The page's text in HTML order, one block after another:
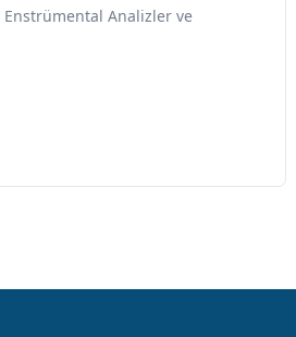
Enstrümental Analizler ve